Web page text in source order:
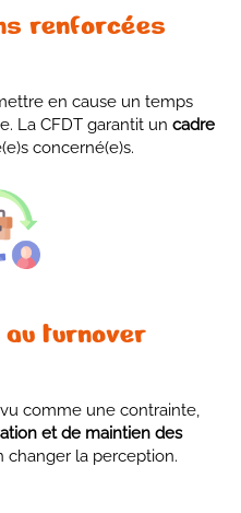
renforcées
en cause un temps
La CFDT garantit un cadre
concerné(e)s.
turnover
comme une contrainte,
et de maintien des
changer la perception.